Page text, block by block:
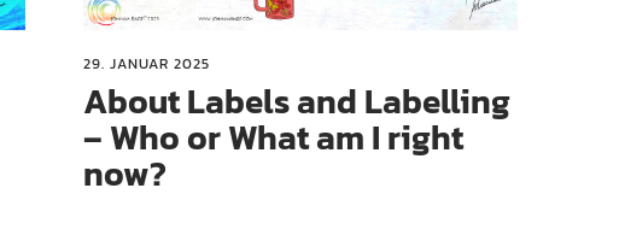
29. JANUAR 2025
About Labels and Labelling
– Who or What am I right
now?